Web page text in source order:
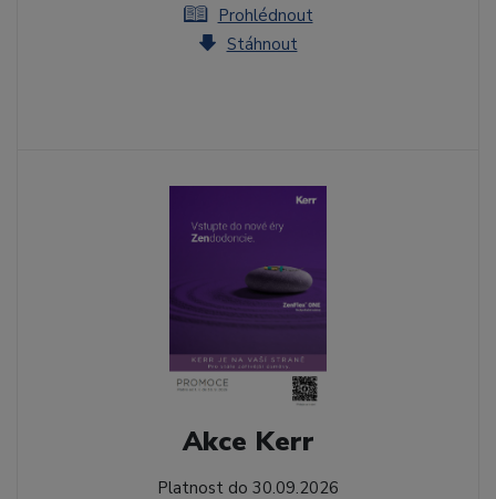
Prohlédnout
Stáhnout
Akce Kerr
Platnost do 30.09.2026